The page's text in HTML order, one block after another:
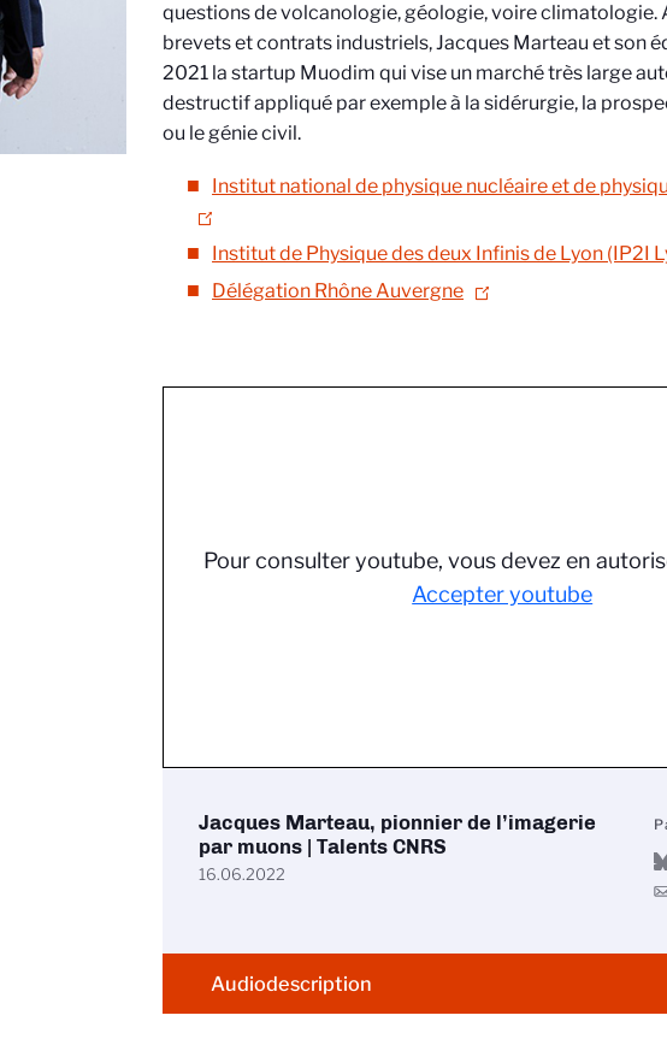
questions de volcanologie, géologie, voire climatologie.
brevets et contrats industriels, Jacques Marteau et son
2021 la startup Muodim qui vise un marché très large
destructif appliqué par exemple à la sidérurgie, la
ou le génie civil.
Institut national de physique nucléaire et de
Institut de Physique des deux Infinis de Lyon (IP2I
Délégation Rhône Auvergne
Pour consulter youtube, vous devez en
Accepter youtube
Jacques Marteau, pionnier de l’imagerie
par muons | Talents CNRS
16.06.2022
Audiodescription